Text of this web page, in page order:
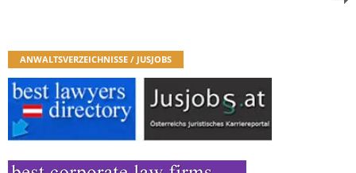
ANWALTSVERZEICHNISSE / JUSJOBS